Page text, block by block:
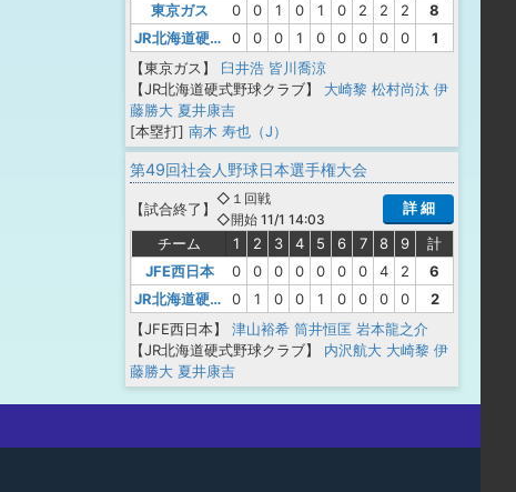
東京ガス
0 0 1 0 1 0 2 2 2
8
JR北海道硬式野球クラブ
0 0 0 1 0 0 0 0 0
1
【東京ガス】
臼井浩 皆川喬涼
【JR北海道硬式野球クラブ】
大崎黎 松村尚汰 伊
藤勝大 夏井康吉
[本塁打] 南木 寿也（J）
第49回社会人野球日本選手権大会
【試合終了 】
◇１回戦
◇開始 11/1 14:03
詳 細
チーム 1 2 3 4 5 6 7 8 9
計
JFE西日本
0 0 0 0 0 0 0 4 2
6
JR北海道硬式野球クラブ
0 1 0 0 1 0 0 0 0
2
【JFE西日本】
津山裕希 筒井恒匡 岩本龍之介
【JR北海道硬式野球クラブ】
内沢航大 大崎黎 伊
藤勝大 夏井康吉